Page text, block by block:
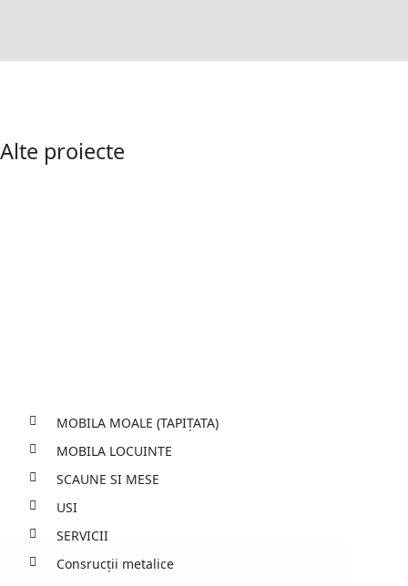
Alte proiecte
MOBILA MOALE (TAPIȚATA)
MOBILA LOCUINTE
SCAUNE SI MESE
USI
SERVICII
Consrucții metalice